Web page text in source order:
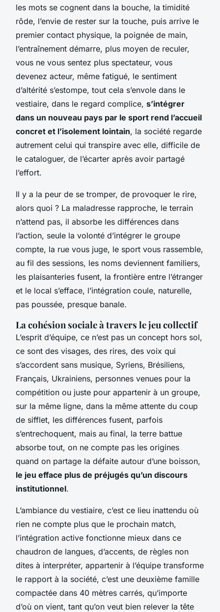
les mots se cognent dans la bouche, la timidité
rôde, l’envie de rester sur la touche, puis arrive le
premier contact physique, la poignée de main,
l’entraînement démarre, plus moyen de reculer,
vous ne vous sentez plus spectateur, vous
devenez acteur, même fatigué, le sentiment
d’altérité s’estompe, tout cela s’envole dans le
vestiaire, dans le regard complice, s’intégrer
dans un nouveau pays par le sport rend l’accueil
concret et l’isolement lointain, la société regarde
autrement celui qui transpire avec elle, difficile de
le cataloguer, de l’écarter après avoir partagé
l’effort.
Il y a la peur de se tromper, de provoquer le rire,
alors quoi ? La maladresse rapproche, le terrain
n’attend pas, il absorbe les différences dans
l’action, seule la volonté d’intégrer le groupe
compte, la rue vous juge, le sport vous rassemble,
au fil des sessions, les noms deviennent familiers,
les plaisanteries fusent, la frontière entre l’étranger
et le local s’efface, l’intégration coule, naturelle,
pas poussée, presque banale.
La cohésion sociale à travers le jeu collectif
L’esprit d’équipe, ce n’est pas un concept hors sol,
ce sont des visages, des rires, des voix qui
s’accordent sans musique, Syriens, Brésiliens,
Français, Ukrainiens, personnes venues pour la
compétition ou juste pour appartenir à un groupe,
sur la même ligne, dans la même attente du coup
de sifflet, les différences fusent, parfois
s’entrechoquent, mais au final, la terre battue
absorbe tout, on ne compte pas les origines
quand on partage la défaite autour d’une boisson,
le jeu efface plus de préjugés qu’un discours
institutionnel.
L’ambiance du vestiaire, c’est ce lieu inattendu où
rien ne compte plus que le prochain match,
l’intégration active fonctionne mieux dans ce
chaudron de langues, d’accents, de règles non
dites à interpréter, appartenir à l’équipe transforme
le rapport à la société, c’est une deuxième famille
compactée dans 40 mètres carrés, qu’importe
d’où on vient, tant qu’on veut bien relever la tête